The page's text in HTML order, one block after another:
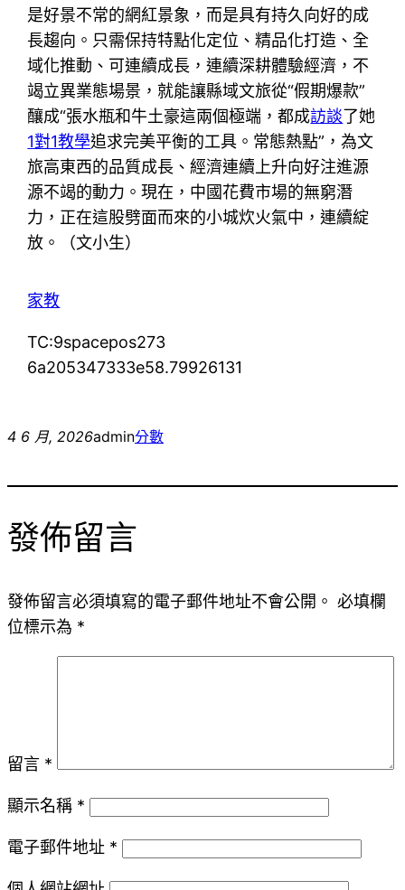
是好景不常的網紅景象，而是具有持久向好的成
長趨向。只需保持特點化定位、精品化打造、全
域化推動、可連續成長，連續深耕體驗經濟，不
竭立異業態場景，就能讓縣域文旅從“假期爆款”
釀成“張水瓶和牛土豪這兩個極端，都成訪談了她
1對1教學追求完美平衡的工具。常態熱點”，為文
旅高東西的品質成長、經濟連續上升向好注進源
源不竭的動力。現在，中國花費市場的無窮潛
力，正在這股劈面而來的小城炊火氣中，連續綻
放。（文小生）
家教
TC:9spacepos273
6a205347333e58.79926131
4 6 月, 2026admin分數
發佈留言
發佈留言必須填寫的電子郵件地址不會公開。 必填欄
位標示為 *
留言 *
顯示名稱 *
電子郵件地址 *